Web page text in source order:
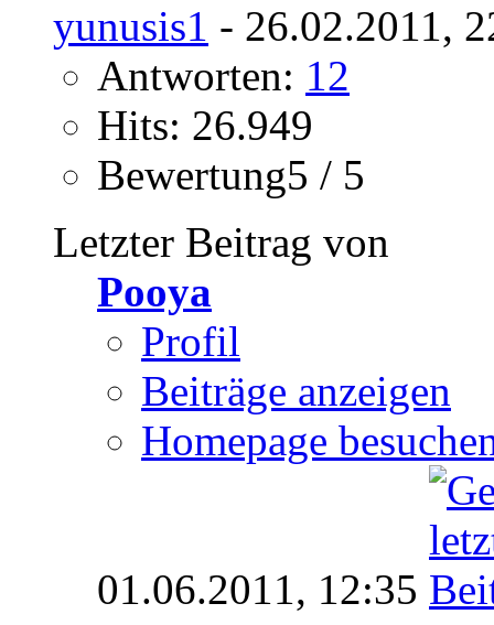
yunusis1 - 26.02.2011,
Antworten: 12
Hits: 26.949
Bewertung5 / 5
Letzter Beitrag von
Pooya
Profil
Beiträge anzeigen
Homepage
01.06.2011, 12:35